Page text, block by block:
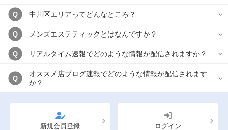
Q 中川区エリアってどんなところ？
Q メンズエステティックとはなんですか？
Q リアルタイム速報でどのような情報が配信されますか？
Q
オススメ店ブログ速報でどのような情報が配信されます
か？
新規会員登録 ログイン